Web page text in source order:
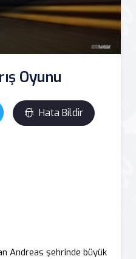
Oyunu
Hata Bildir
Andreas şehrinde büyük